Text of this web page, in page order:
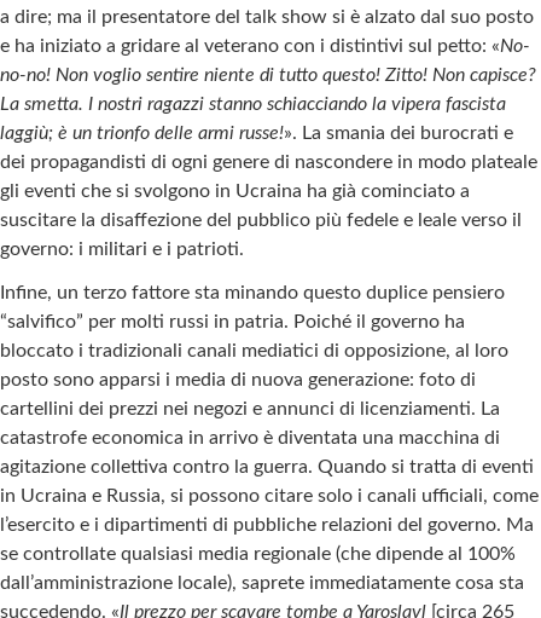
a dire; ma il presentatore del talk show si è alzato dal suo posto
e ha iniziato a gridare al veterano con i distintivi sul petto: «No-
no-no! Non voglio sentire niente di tutto questo! Zitto! Non capisce?
La smetta. I nostri ragazzi stanno schiacciando la vipera fascista
laggiù; è un trionfo delle armi russe!». La smania dei burocrati e
dei propagandisti di ogni genere di nascondere in modo plateale
gli eventi che si svolgono in Ucraina ha già cominciato a
suscitare la disaffezione del pubblico più fedele e leale verso il
governo: i militari e i patrioti.
Infine, un terzo fattore sta minando questo duplice pensiero
“salvifico” per molti russi in patria. Poiché il governo ha
bloccato i tradizionali canali mediatici di opposizione, al loro
posto sono apparsi i media di nuova generazione: foto di
cartellini dei prezzi nei negozi e annunci di licenziamenti. La
catastrofe economica in arrivo è diventata una macchina di
agitazione collettiva contro la guerra. Quando si tratta di eventi
in Ucraina e Russia, si possono citare solo i canali ufficiali, come
l’esercito e i dipartimenti di pubbliche relazioni del governo. Ma
se controllate qualsiasi media regionale (che dipende al 100%
dall’amministrazione locale), saprete immediatamente cosa sta
succedendo. «Il prezzo per scavare tombe a Yaroslavl [circa 265